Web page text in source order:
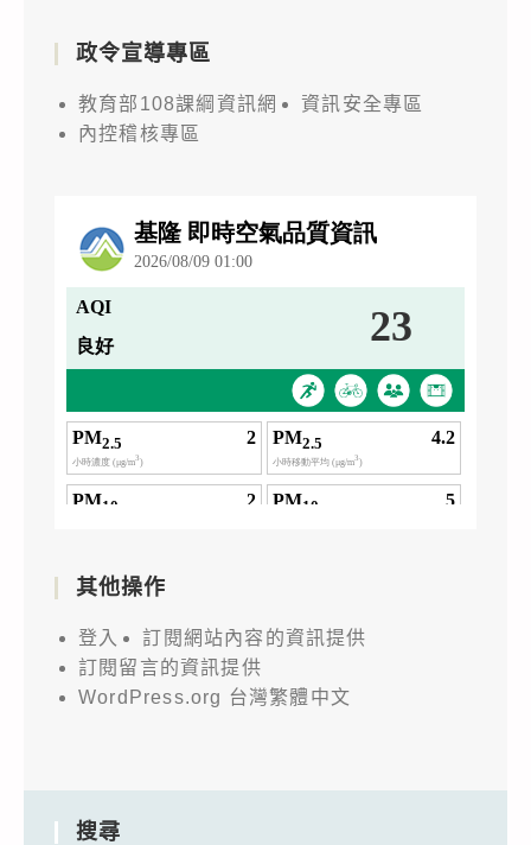
政令宣導專區
教育部108課綱資訊網
資訊安全專區
內控稽核專區
其他操作
登入
訂閱網站內容的資訊提供
訂閱留言的資訊提供
WordPress.org 台灣繁體中文
搜尋